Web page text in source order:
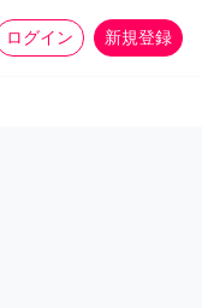
ログイン 新規登録